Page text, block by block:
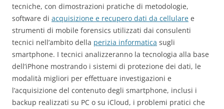
tecniche, con dimostrazioni pratiche di metodologie,
software di acquisizione e recupero dati da cellulare e
strumenti di mobile forensics utilizzati dai consulenti
tecnici nell’ambito della perizia informatica sugli
smartphone. I tecnici analizzeranno la tecnologia alla base
dell’iPhone mostrando i sistemi di protezione dei dati, le
modalità migliori per effettuare investigazioni e
l’acquisizione del contenuto degli smartphone, inclusi i
backup realizzati su PC o su iCloud, i problemi pratici che